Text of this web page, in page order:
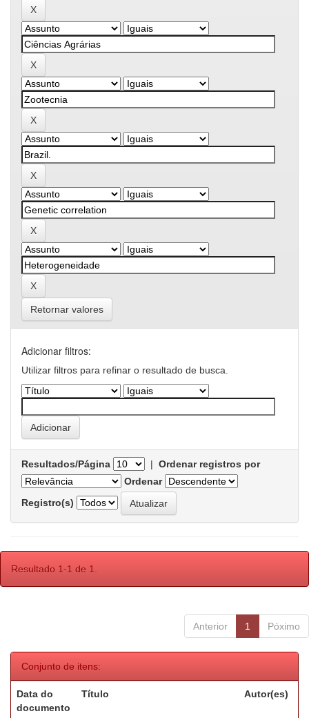
Retornar valores
Adicionar filtros:
Utilizar filtros para refinar o resultado de busca.
Resultados/Página | Ordenar registros por
Ordenar
Registro(s)
Resultado 1-1 de 1.
Anterior 1 Póximo
Conjunto de itens:
Data do
documento
Título Autor(es)